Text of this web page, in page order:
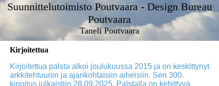
Suunnittelutoimisto Poutvaara - Design Bureau
Poutvaara
Taneli Poutvaara
Kirjoitettua
Kirjoitettua palsta alkoi joulukuussa 2015 ja on keskittynyt
arkkitehtuuriin ja ajankohtaisiin aiheisiin. Sen 300.
kirjoitus julkaistiin 28.09.2025. Palstalla on kehittyvä